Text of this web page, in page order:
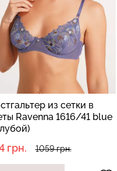
из сетки в
Ravenna 1616/41 blue
грн. 1059 грн.